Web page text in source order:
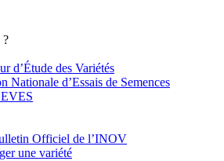
?
d’Étude des Variétés
Nationale d’Essais de Semences
Officiel de l’INOV
une variété